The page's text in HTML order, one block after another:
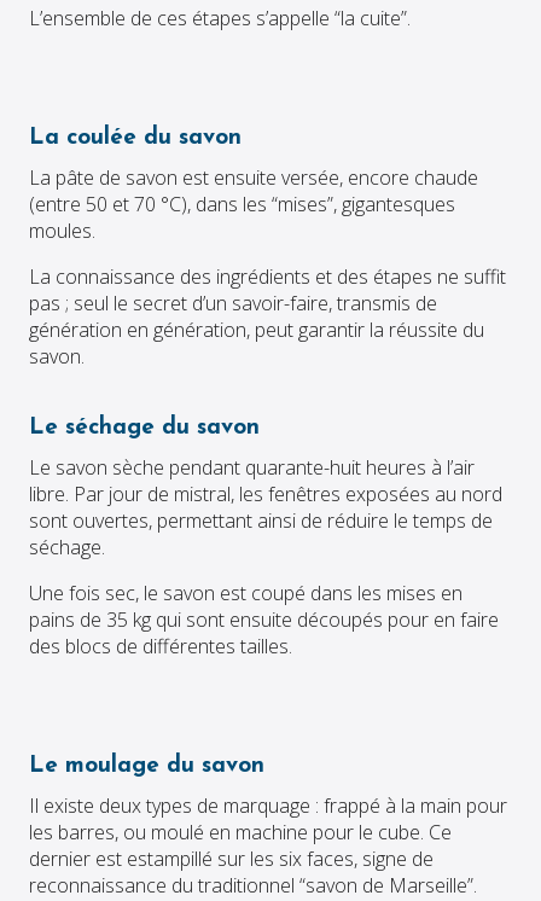
L’ensemble de ces étapes s’appelle “la cuite”.
La coulée du savon
La pâte de savon est ensuite versée, encore chaude
(entre 50 et 70 °C), dans les “mises”, gigantesques
moules.
La connaissance des ingrédients et des étapes ne suffit
pas ; seul le secret d’un savoir-faire, transmis de
génération en génération, peut garantir la réussite du
savon.
Le séchage du savon
Le savon sèche pendant quarante-huit heures à l’air
libre. Par jour de mistral, les fenêtres exposées au nord
sont ouvertes, permettant ainsi de réduire le temps de
séchage.
Une fois sec, le savon est coupé dans les mises en
pains de 35 kg qui sont ensuite découpés pour en faire
des blocs de différentes tailles.
Le moulage du savon
Il existe deux types de marquage : frappé à la main pour
les barres, ou moulé en machine pour le cube. Ce
dernier est estampillé sur les six faces, signe de
reconnaissance du traditionnel “savon de Marseille”.